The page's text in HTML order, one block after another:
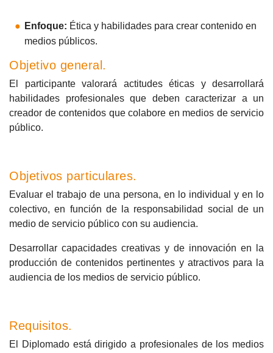
Enfoque: Ética y habilidades para crear contenido en
medios públicos.
Objetivo general.
El participante valorará actitudes éticas y desarrollará
habilidades profesionales que deben caracterizar a un
creador de contenidos que colabore en medios de servicio
público.
Objetivos particulares.
Evaluar el trabajo de una persona, en lo individual y en lo
colectivo, en función de la responsabilidad social de un
medio de servicio público con su audiencia.
Desarrollar capacidades creativas y de innovación en la
producción de contenidos pertinentes y atractivos para la
audiencia de los medios de servicio público.
Requisitos.
El Diplomado está dirigido a profesionales de los medios